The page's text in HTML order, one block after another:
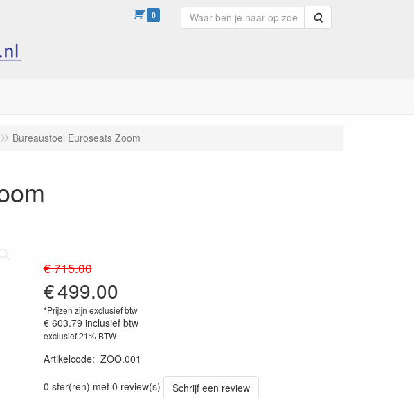
0 Zoeken
Bureaustoel Euroseats Zoom
€ 715.00
€499.00
*Prijzen zijn exclusief btw
€ 603.79 inclusief btw
exclusief 21% BTW
Artikelcode: ZOO.001
0 ster(ren) met 0 review(s)
Schrijf een review